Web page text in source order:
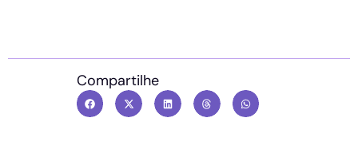
Compartilhe